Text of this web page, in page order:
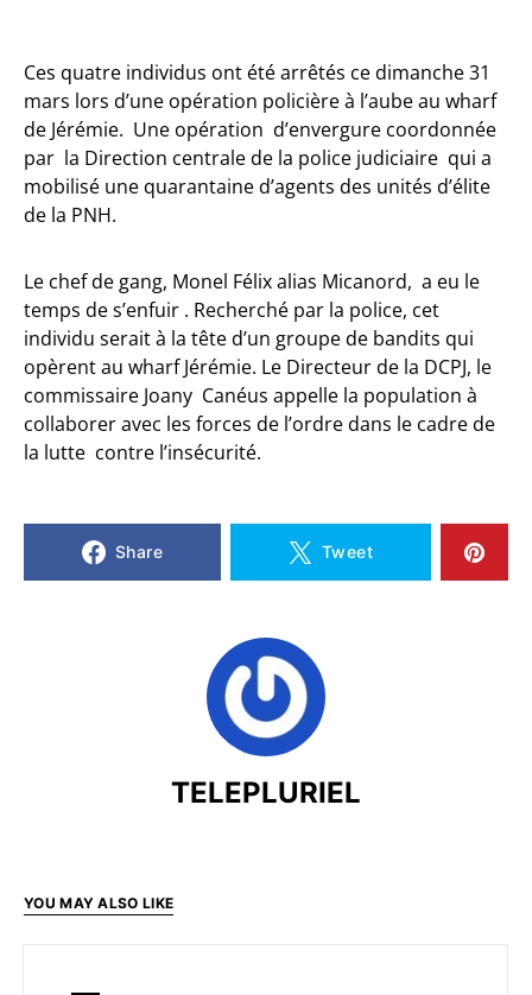
Ces quatre individus ont été arrêtés ce dimanche 31
mars lors d’une opération policière à l’aube au wharf
de Jérémie. Une opération d’envergure coordonnée
par la Direction centrale de la police judiciaire qui a
mobilisé une quarantaine d’agents des unités d’élite
de la PNH.
Le chef de gang, Monel Félix alias Micanord, a eu le
temps de s’enfuir . Recherché par la police, cet
individu serait à la tête d’un groupe de bandits qui
opèrent au wharf Jérémie. Le Directeur de la DCPJ, le
commissaire Joany Canéus appelle la population à
collaborer avec les forces de l’ordre dans le cadre de
la lutte contre l’insécurité.
Share Tweet
TELEPLURIEL
YOU MAY ALSO LIKE